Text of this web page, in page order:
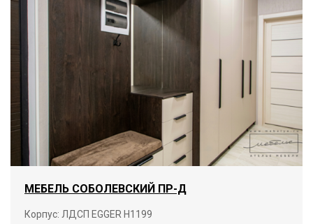
МЕБЕЛЬ СОБОЛЕВСКИЙ ПР-Д
Корпус: ЛДСП EGGER H1199